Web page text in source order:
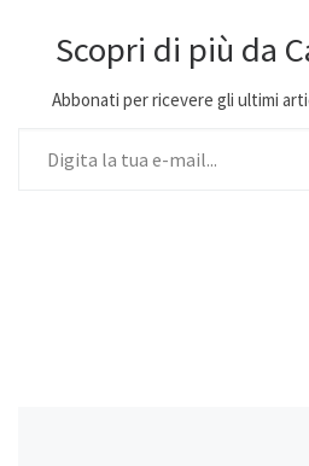
Scopri di più da
Abbonati per ricevere gli ultimi